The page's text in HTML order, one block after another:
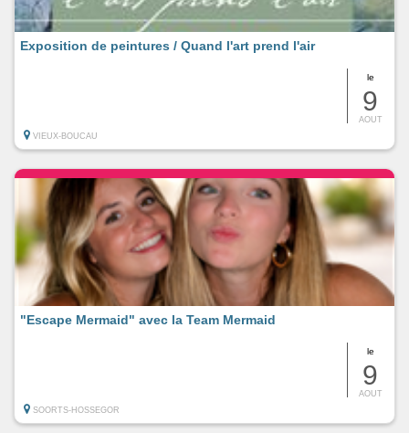
le
9
AOUT
Exposition de peintures / Quand l'art prend l'air
VIEUX-BOUCAU
le
9
AOUT
"Escape Mermaid" avec la Team Mermaid
SOORTS-HOSSEGOR